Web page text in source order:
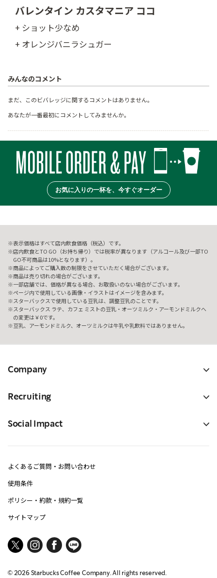
バレンタイン カスタマニア ココ
+ ショット少なめ
+ オレンジバニラシュガー
みんなのコメント
まだ、このビバレッジに関するコメントはありません。
あなたが一番最初にコメントしてみませんか。
お気に入りの一杯を、今すぐオーダー
表示価格はすべて店内飲食価格（税込）です。
店内飲食とTO GO（お持ち帰り）では税率が異なります（アルコール及び一部TO
GO不可商品は10%となります）。
商品によってご購入数の制限をさせていただく場合がございます。
商品は売り切れの場合がございます。
一部店舗では、価格が異なる場合、お取扱いのない場合がございます。
ページ内で使用している画像・イラストはイメージを含みます。
スターバックスで使用している豆乳は、調整豆乳のことです。
スターバックス ラテ、カフェ ミストの豆乳・オーツミルク・アーモンドミルクへ
の変更は￥0です。
豆乳、アーモンドミルク、オーツミルクは牛乳や乳飲料ではありません。
Company
Recruiting
Social Impact
よくあるご質問・お問い合わせ
使用条件
ポリシー・約款・規約一覧
サイトマップ
© 2026Starbucks Coffee Company. All rights reserved.